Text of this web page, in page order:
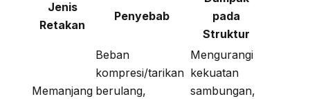
Jenis
Retakan
Penyebab
pada
Struktur
Memanjang
Beban
kompresi/tarikan
berulang,
Mengurangi
kekuatan
sambungan,